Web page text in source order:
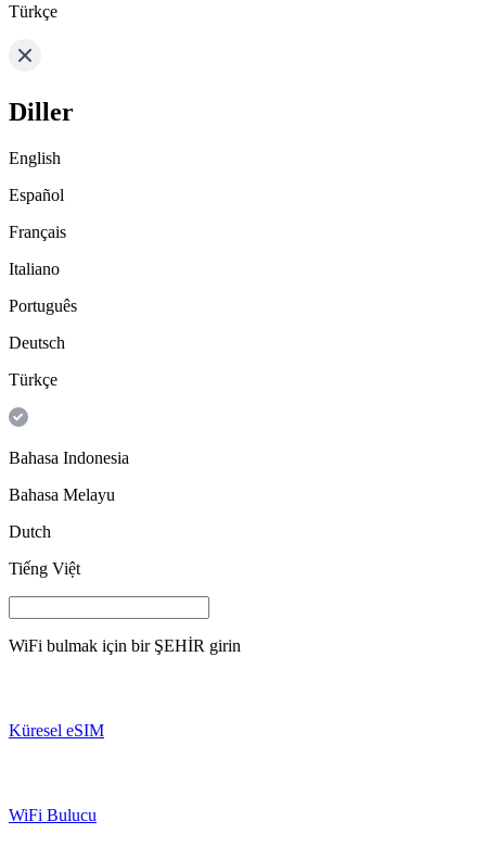
Türkçe
Diller
English
Español
Français
Italiano
Português
Deutsch
Türkçe
Bahasa Indonesia
Bahasa Melayu
Dutch
Tiếng Việt
WiFi bulmak için bir ŞEHİR girin
Küresel eSIM
WiFi Bulucu